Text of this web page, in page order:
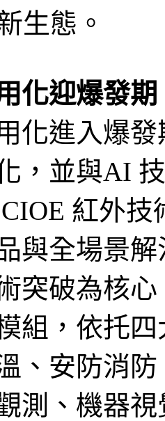
生態。
化迎爆發
化進入爆
，並與AI
紅外
與全場景
突破為核
組，依托
、安防消
測、機器